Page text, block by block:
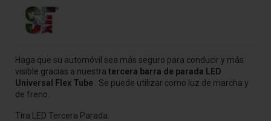
Haga que su automóvil sea más seguro para conducir y más
visible gracias a nuestra tercera barra de parada LED
Universal Flex Tube . Se puede utilizar como luz de marcha y
de freno.
Tira LED Tercera Parada.